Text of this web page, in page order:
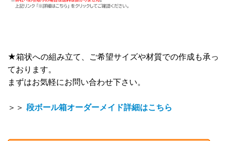
★箱状への組み立て、ご希望サイズや材質での作成も承っ
ております。
まずはお気軽にお問い合わせ下さい。
＞＞ 段ボール箱オーダーメイド詳細はこちら